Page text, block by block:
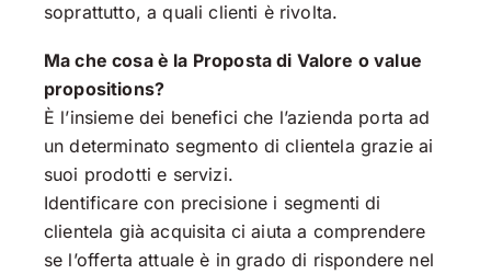
soprattutto, a quali clienti è rivolta.
Ma che cosa è la Proposta di Valore o value
propositions?
È l’insieme dei benefici che l’azienda porta ad
un determinato segmento di clientela grazie ai
suoi prodotti e servizi.
Identificare con precisione i segmenti di
clientela già acquisita ci aiuta a comprendere
se l’offerta attuale è in grado di rispondere nel